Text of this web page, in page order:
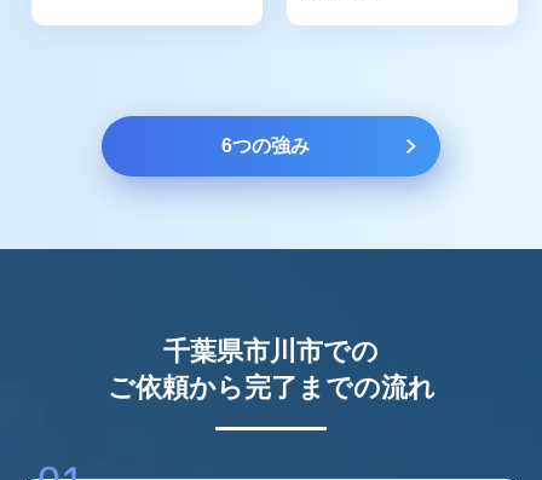
6つの強み
千葉県市川市での
ご依頼から完了までの流れ